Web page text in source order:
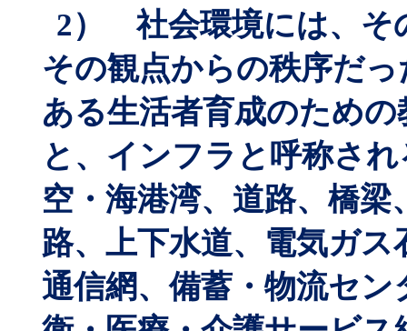
2） 社会環境には、そ
その観点からの秩序だ
ある生活者育成のため
と、インフラと呼称さ
空・海港湾、道路、橋
路、上下水道、電気ガ
通信網、備蓄・物流セ